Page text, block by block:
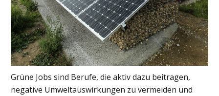
Grüne Jobs sind Berufe, die aktiv dazu beitragen,
negative Umweltauswirkungen zu vermeiden und